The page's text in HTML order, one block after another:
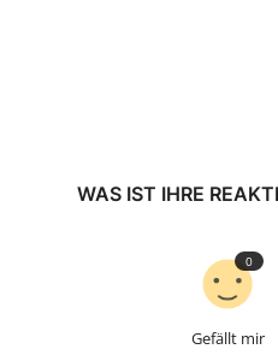
WAS IST IHRE
Gefällt mir
0